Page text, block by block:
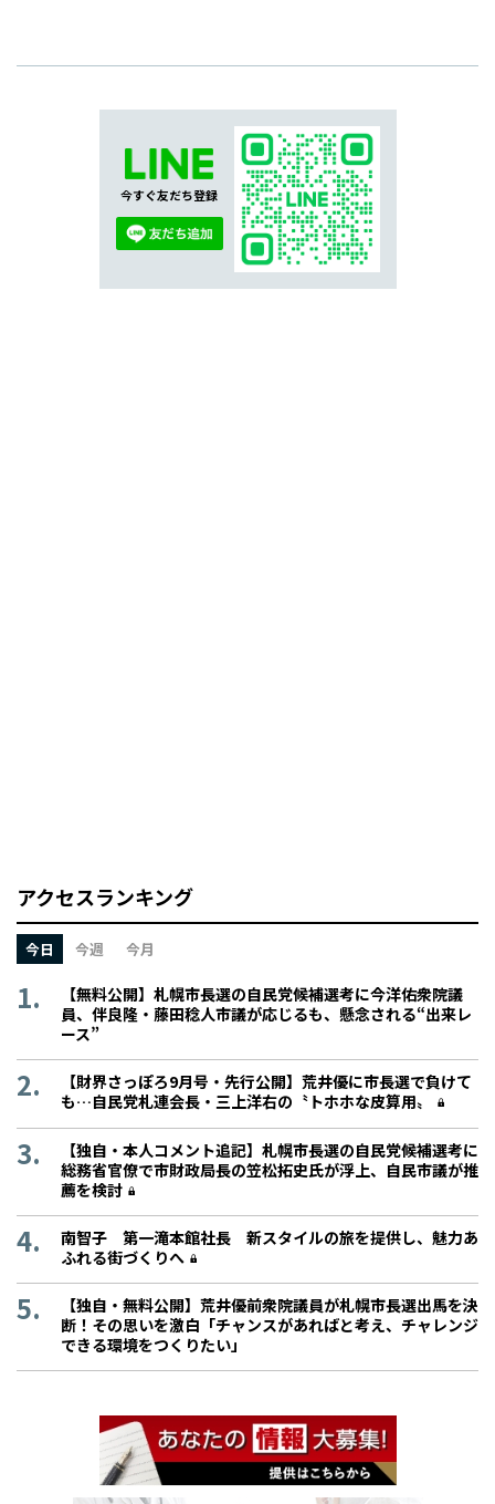
今すぐ友だち登録
アクセスランキング
今日 今週 今月
【無料公開】札幌市長選の自民党候補選考に今洋佑衆院議
員、伴良隆・藤田稔人市議が応じるも、懸念される“出来レ
ース”
【財界さっぽろ9月号・先行公開】荒井優に市長選で負けて
も…自民党札連会長・三上洋右の〝トホホな皮算用〟
【独自・本人コメント追記】札幌市長選の自民党候補選考に
総務省官僚で市財政局長の笠松拓史氏が浮上、自民市議が推
薦を検討
南智子 第一滝本館社長 新スタイルの旅を提供し、魅力あ
ふれる街づくりへ
【独自・無料公開】荒井優前衆院議員が札幌市長選出馬を決
断！その思いを激白「チャンスがあればと考え、チャレンジ
できる環境をつくりたい」